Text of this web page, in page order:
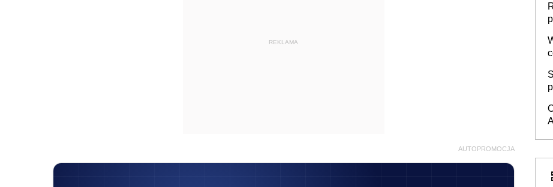
REKLAMA
AUTOPROMOCJA